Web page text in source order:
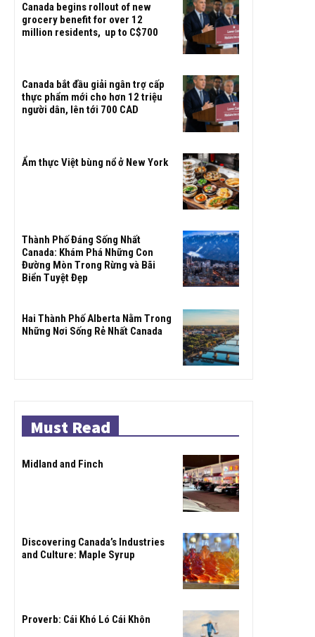
Canada begins rollout of new
grocery benefit for over 12
million residents, up to C$700
Canada bắt đầu giải ngân trợ cấp
thực phẩm mới cho hơn 12 triệu
người dân, lên tới 700 CAD
Ẩm thực Việt bùng nổ ở New York
Thành Phố Đáng Sống Nhất
Canada: Khám Phá Những Con
Đường Mòn Trong Rừng và Bãi
Biển Tuyệt Đẹp
Hai Thành Phố Alberta Nằm Trong
Những Nơi Sống Rẻ Nhất Canada
Must Read
Midland and Finch
Discovering Canada’s Industries
and Culture: Maple Syrup
Proverb: Cái Khó Ló Cái Khôn